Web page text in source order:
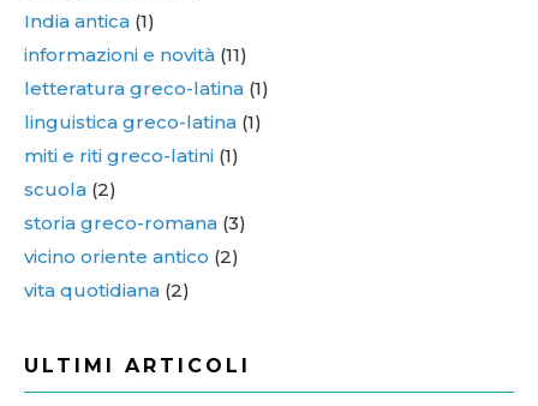
India antica (1)
informazioni e novità (11)
letteratura greco-latina (1)
linguistica greco-latina (1)
miti e riti greco-latini (1)
scuola (2)
storia greco-romana (3)
vicino oriente antico (2)
vita quotidiana (2)
ULTIMI ARTICOLI